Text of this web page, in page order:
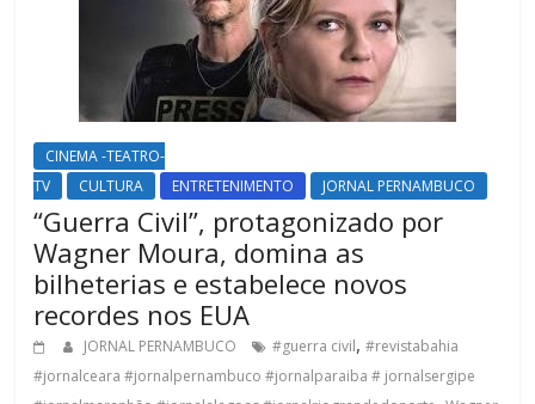
CINEMA -TEATRO-
TV
CULTURA ENTRETENIMENTO JORNAL PERNAMBUCO
“Guerra Civil”, protagonizado por
Wagner Moura, domina as
bilheterias e estabelece novos
recordes nos EUA
JORNAL PERNAMBUCO #guerra civil,#revistabahia
#jornalceara #jornalpernambuco #jornalparaiba # jornalsergipe